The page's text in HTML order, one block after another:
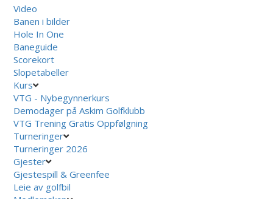
Video
Banen i bilder
Hole In One
Baneguide
Scorekort
Slopetabeller
Kurs
VTG - Nybegynnerkurs
Demodager på Askim Golfklubb
VTG Trening Gratis Oppfølgning
Turneringer
Turneringer 2026
Gjester
Gjestespill & Greenfee
Leie av golfbil